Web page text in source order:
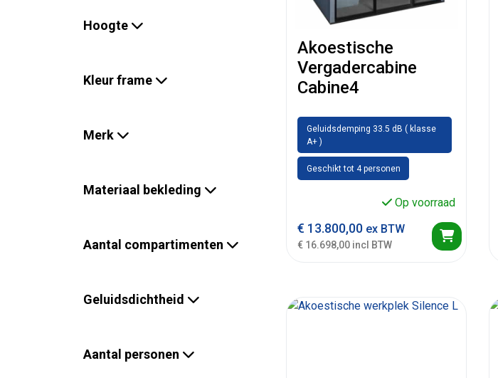
Hoogte
Kleur frame
Merk
Materiaal bekleding
Aantal compartimenten
Geluidsdichtheid
Aantal personen
Akoestische
Vergadercabine
Cabine4
Geluidsdemping 33.5 dB ( klasse
A+ )
Geschikt tot 4 personen
Op voorraad
€ 13.800,00 ex BTW
€ 16.698,00 incl BTW